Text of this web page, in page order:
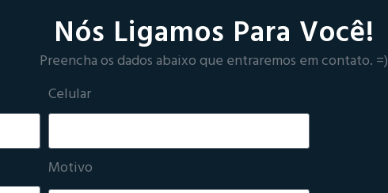
Nós Ligamos Para Você!
Preencha os dados abaixo que entraremos em contato. =)
Celular
Motivo